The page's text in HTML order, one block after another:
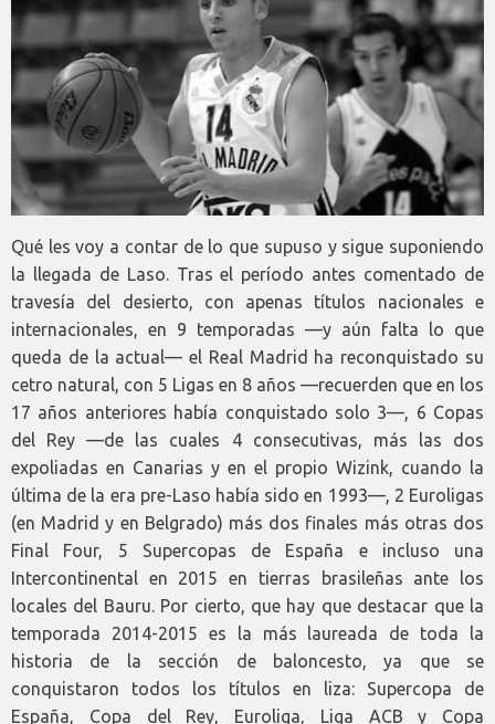
Qué les voy a contar de lo que supuso y sigue suponiendo
la llegada de Laso. Tras el período antes comentado de
travesía del desierto, con apenas títulos nacionales e
internacionales, en 9 temporadas —y aún falta lo que
queda de la actual— el Real Madrid ha reconquistado su
cetro natural, con 5 Ligas en 8 años —recuerden que en los
17 años anteriores había conquistado solo 3—, 6 Copas
del Rey —de las cuales 4 consecutivas, más las dos
expoliadas en Canarias y en el propio Wizink, cuando la
última de la era pre-Laso había sido en 1993—, 2 Euroligas
(en Madrid y en Belgrado) más dos finales más otras dos
Final Four, 5 Supercopas de España e incluso una
Intercontinental en 2015 en tierras brasileñas ante los
locales del Bauru. Por cierto, que hay que destacar que la
temporada 2014-2015 es la más laureada de toda la
historia de la sección de baloncesto, ya que se
conquistaron todos los títulos en liza: Supercopa de
España, Copa del Rey, Euroliga, Liga ACB y Copa